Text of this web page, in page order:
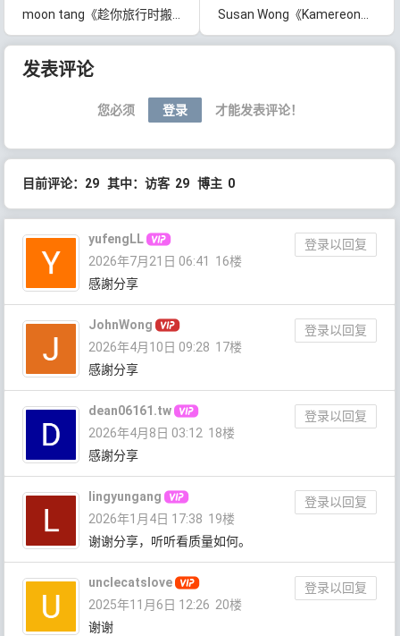
moon tang《趁你旅行时搬走》[无损FLAC/MP3/52MB]百度云网盘下载
Susan Wong《Kamereon》[无损FLAC/MP3/995MB]百度云网盘下载
发表评论
您必须 登录 才能发表评论！
目前评论：29 其中：访客 29 博主 0
yufengLL
登录以回复
2026年7月21日 06:41
16楼
感謝分享
JohnWong
登录以回复
2026年4月10日 09:28 17楼
感謝分享
dean06161.tw
登录以回复
2026年4月8日 03:12 18楼
感謝分享
lingyungang
登录以回复
2026年1月4日 17:38 19楼
谢谢分享，听听看质量如何。
unclecatslove
登录以回复
2025年11月6日 12:26 20楼
谢谢